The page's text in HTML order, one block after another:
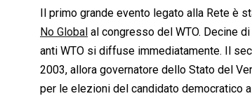
Il primo grande evento legato alla Rete è
No Global al congresso del WTO. Decine
anti WTO si diffuse immediatamente. Il
2003, allora governatore dello Stato del
per le elezioni del candidato democratico